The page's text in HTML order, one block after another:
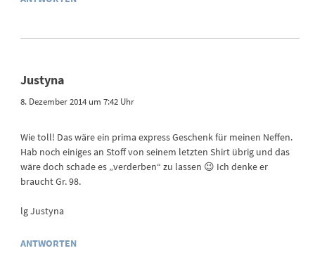
Justyna
8. Dezember 2014 um 7:42 Uhr
Wie toll! Das wäre ein prima express Geschenk für meinen Neffen.
Hab noch einiges an Stoff von seinem letzten Shirt übrig und das
wäre doch schade es „verderben“ zu lassen 😉 Ich denke er
braucht Gr. 98.
lg Justyna
ANTWORTEN